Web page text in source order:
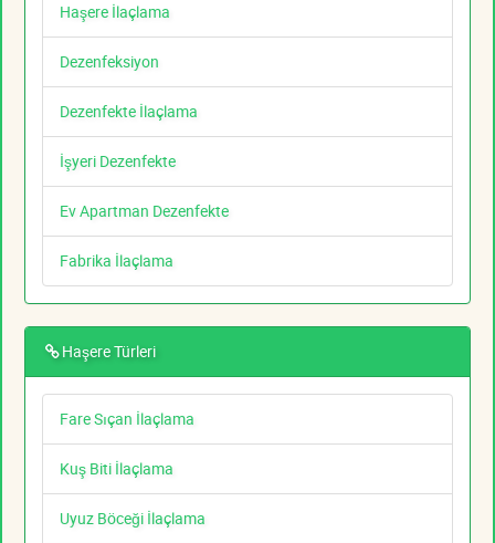
Haşere İlaçlama
Dezenfeksiyon
Dezenfekte İlaçlama
İşyeri Dezenfekte
Ev Apartman Dezenfekte
Fabrika İlaçlama
Haşere Türleri
Fare Sıçan İlaçlama
Kuş Biti İlaçlama
Uyuz Böceği İlaçlama